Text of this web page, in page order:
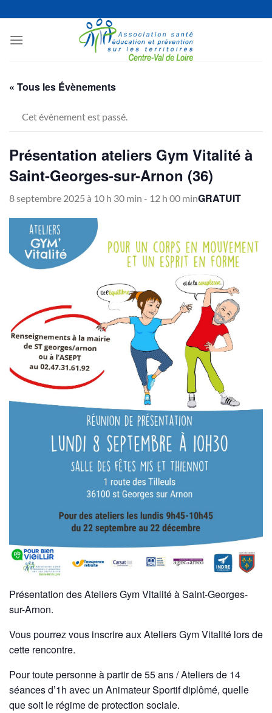
au
contenu
« Tous les Évènements
Cet évènement est passé.
Présentation ateliers Gym Vitalité à
Saint-Georges-sur-Arnon (36)
8 septembre 2025 à 10 h 30 min - 12 h 00 minGRATUIT
Présentation des Ateliers Gym Vitalité à Saint-Georges-
sur-Arnon.
Vous pourrez vous inscrire aux Ateliers Gym Vitalité lors de
cette rencontre.
Pour toute personne à partir de 55 ans / Ateliers de 14
séances d’1h avec un Animateur Sportif diplômé, quelle
que soit le régime de protection sociale.